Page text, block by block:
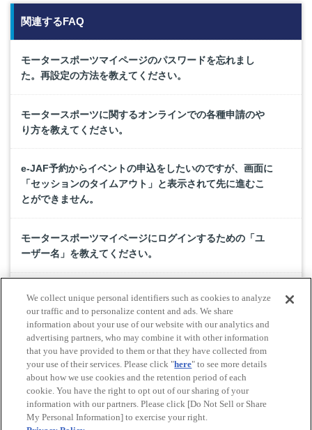
関連するFAQ
モータースポーツマイページのパスワードを忘れまし
た。再設定の方法を教えてください。
モータースポーツに関するオンラインでの各種申請のや
り方を教えてください。
e-JAF予約からイベントの申込をしたいのですが、画面に
「セッションのタイムアウト」と表示されて先に進むこ
とができません。
モータースポーツマイページにログインするための「ユ
ーザー名」を教えてください。
モータースポーツライセンスを取得するためにJAFに新規
入会しましたが、正式な会員証がまだ届いておらず仮会
員の状態です。仮会員でもライセンス取得はできます
か。
Do Not Sell or Share My Personal Information
© All rights reserved. JAF
We collect unique personal identifiers such as cookies to analyze
our traffic and to personalize content and ads. We share
information about your use of our website with our analytics and
advertising partners, who may combine it with other information
that you have provided to them or that they have collected from
your use of their services. Please click "here" to see more details
about how we use cookies and the retention period of each
cookie. You have the right to opt out of our sharing of your
information with our partners. Please click [Do Not Sell or Share
My Personal Information] to exercise your right.